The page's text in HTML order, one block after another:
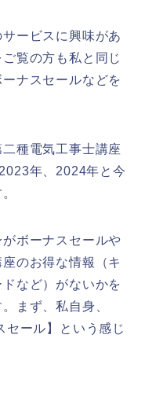
ービスに興味があ
覧の方も私と同じ
ナスセールなどを
種電気工事士講座
年、2024年と今
ボーナスセールや
のお得な情報（キ
など）がないかを
まず、私自身、
セール】という感じ